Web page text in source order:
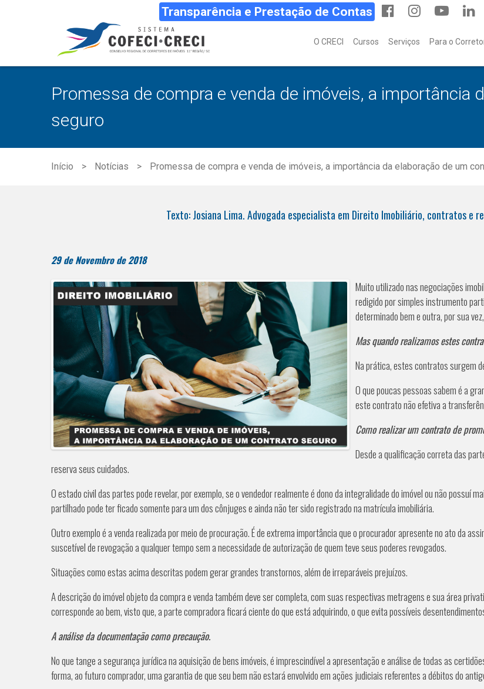
Transparência e Prestação de Contas
O CRECI Cursos Serviços Para o
Promessa de compra e venda de imóveis, a importância
seguro
Início Notícias Promessa de compra e venda de imóveis, a importância da elaboração de um
Texto: Josiana Lima. Advogada especialista em Direito Imobiliário, contratos e
29 de Novembro de 2018
Muito utilizado nas negociações
redigido por simples instrumento
determinado bem e outra, por sua
Mas quando realizamos estes
Na prática, estes contratos surgem
O que poucas pessoas sabem é a
este contrato não efetiva a
Como realizar um contrato de
Desde a qualificação correta das
reserva seus cuidados.
O estado civil das partes pode revelar, por exemplo, se o vendedor realmente é dono da integralidade do imóvel ou não possuí
partilhado pode ter ficado somente para um dos cônjuges e ainda não ter sido registrado na matrícula imobiliária.
Outro exemplo é a venda realizada por meio de procuração. É de extrema importância que o procurador apresente no ato da
suscetível de revogação a qualquer tempo sem a necessidade de autorização de quem teve seus poderes revogados.
Situações como estas acima descritas podem gerar grandes transtornos, além de irreparáveis prejuízos.
A descrição do imóvel objeto da compra e venda também deve ser completa, com suas respectivas metragens e sua área
corresponde ao bem, visto que, a parte compradora ficará ciente do que está adquirindo, o que evita possíveis
A análise da documentação como precaução.
No que tange a segurança jurídica na aquisição de bens imóveis, é imprescindível a apresentação e análise de todas as
forma, ao futuro comprador, uma garantia de que seu bem não estará envolvido em ações judiciais referentes a débitos do